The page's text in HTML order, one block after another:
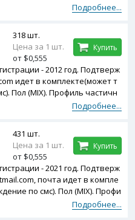
Подробнее...
- 2012 год. Подтверж
идет в комплекте(может т
Пол (MIX). Профиль частичн
Подробнее...
318 шт.
Цена за 1 шт.
от $0,555
Купить
- 2021 год. Подтверж
почта идет в компле
по смс). Пол (MIX). Профи
авторизация включен
Подробнее...
431 шт.
Цена за 1 шт.
от $0,555
Купить